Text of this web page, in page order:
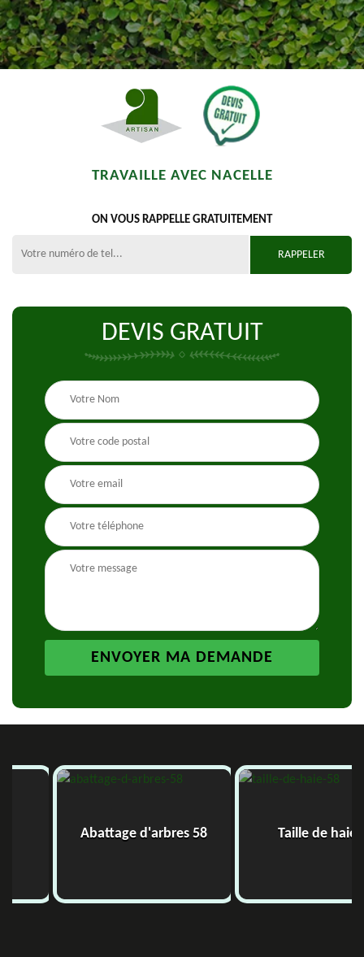
TRAVAILLE AVEC NACELLE
ON VOUS RAPPELLE GRATUITEMENT
DEVIS GRATUIT
Abattage d'arbres 58 Taille de haie